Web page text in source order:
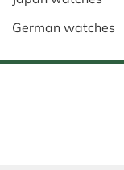
German watches